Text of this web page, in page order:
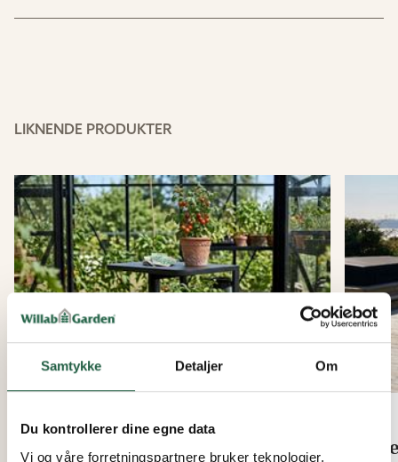
Samtykke Detaljer Om
Du kontrollerer dine egne data
Vi og våre forretningspartnere bruker teknologier,
LIKNENDE PRODUKTER
Crocus sammenleggbart bord